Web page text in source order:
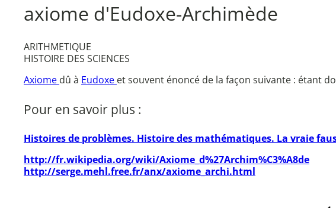
axiome d'Eudoxe-Archimède
ARITHMETIQUE
HISTOIRE DES SCIENCES
Axiome dû à Eudoxe et souvent énoncé de la façon suivante : étant
Pour en savoir plus :
Histoires de problèmes. Histoire des mathématiques. La vraie
http://fr.wikipedia.org/wiki/Axiome_d%27Archim%C3%A8de
http://serge.mehl.free.fr/anx/axiome_archi.html